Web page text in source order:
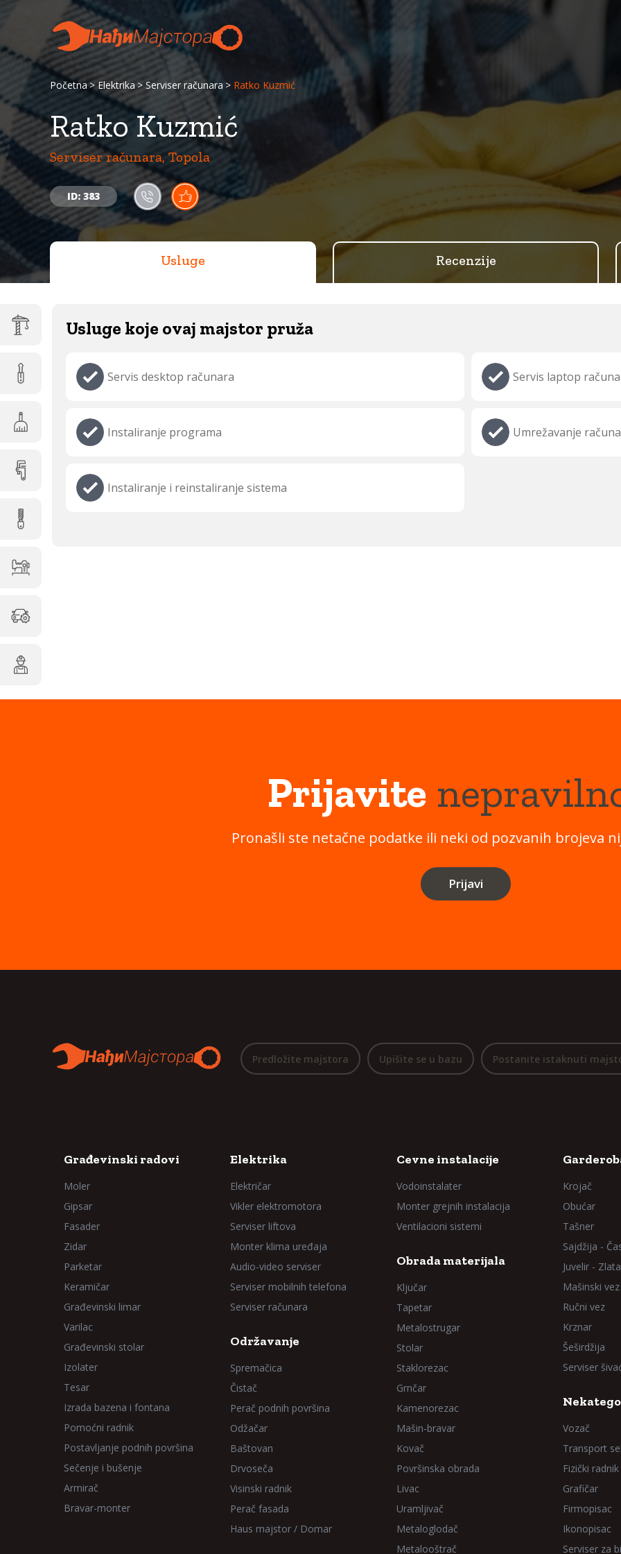
Početna Elektrika Serviser računara Ratko Kuzmić
Ratko Kuzmić
Serviser računara, Topola
ID: 383
Usluge Recenzije
Usluge koje ovaj majstor pruža
Servis desktop računara Servis laptop
Instaliranje programa Umrežavanje
Instaliranje i reinstaliranje sistema
Prijavite
Pronašli ste netačne podatke ili neki od pozvanih brojeva
Prijavi
Predložite majstora Upišite se u bazu Postanite istaknuti
Građevinski radovi
Moler
Gipsar
Fasader
Zidar
Parketar
Keramičar
Građevinski limar
Varilac
Građevinski stolar
Izolater
Tesar
Izrada bazena i fontana
Pomoćni radnik
Postavljanje podnih površina
Sečenje i bušenje
Armirač
Bravar-monter
Elektrika
Električar
Vikler elektromotora
Serviser liftova
Monter klima uređaja
Audio-video serviser
Serviser mobilnih telefona
Serviser računara
Održavanje
Spremačica
Čistač
Perač podnih površina
Odžačar
Baštovan
Drvoseča
Visinski radnik
Perač fasada
Haus majstor / Domar
Cevne instalacije
Vodoinstalater
Monter grejnih instalacija
Ventilacioni sistemi
Obrada materijala
Ključar
Tapetar
Metalostrugar
Stolar
Staklorezac
Grnčar
Kamenorezac
Mašin-bravar
Kovač
Površinska obrada
Livac
Uramljivač
Metaloglodač
Metalooštrač
Krojač
Obućar
Tašner
Sajdžija -
Juvelir -
Mašinski vez
Ručni vez
Krznar
Šeširdžija
Serviser
Vozač
Transport
Fizički radnik
Grafičar
Firmopisac
Ikonopisac
Serviser za